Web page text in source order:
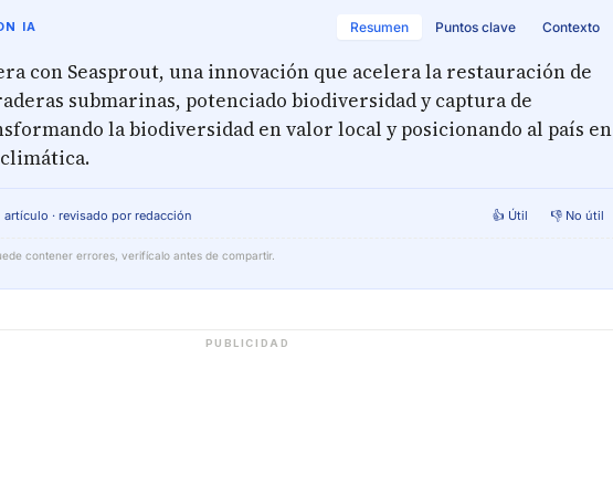
IA Resumen Puntos clave Contexto
con Seasprout, una innovación que acelera la restauración de
submarinas, potenciado biodiversidad y captura de
la biodiversidad en valor local y posicionando al país en
· revisado por redacción 👍 Útil 👎 No útil
contener errores, verifícalo antes de compartir.
PUBLICIDAD